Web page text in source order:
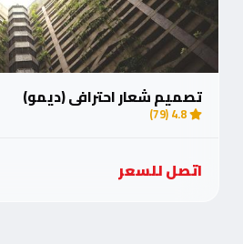
تصميم شعار احترافي (ديمو)
4.8 (79)
اتصل للسعر